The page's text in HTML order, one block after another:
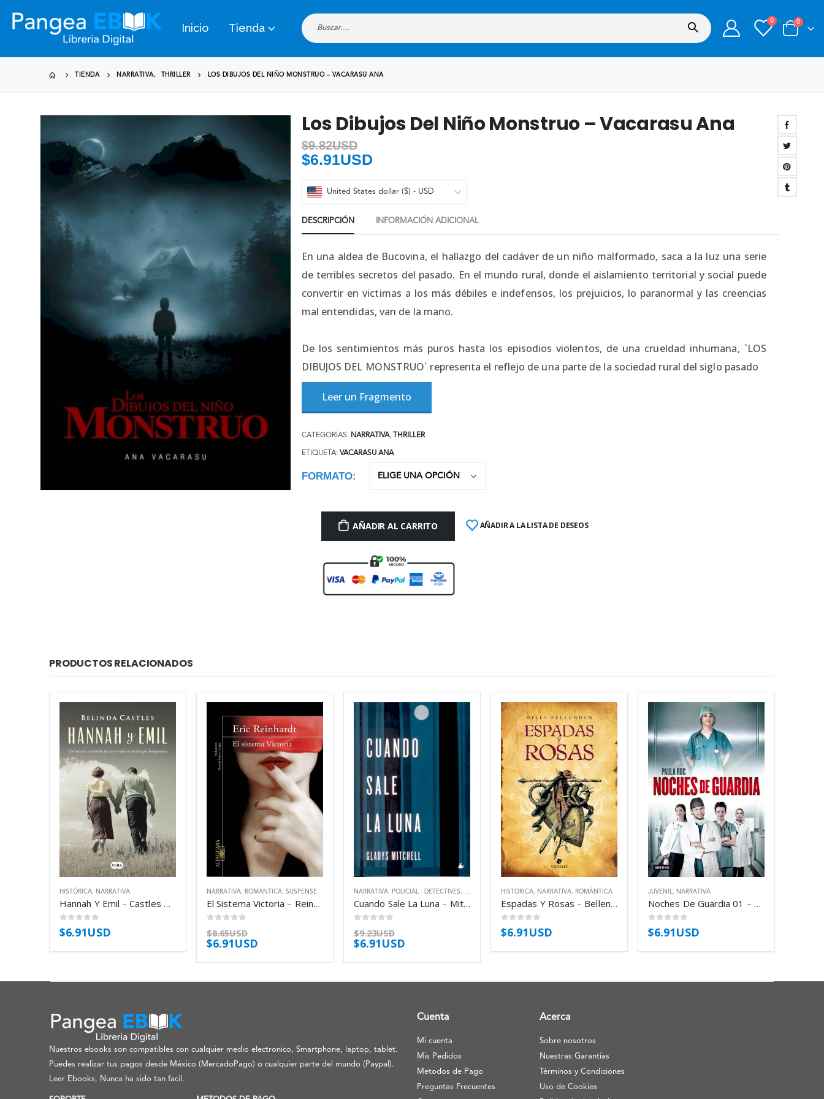
Inicio Tienda
0 0
TIENDA NARRATIVA , THRILLER LOS DIBUJOS DEL NIÑO MONSTRUO – VACARASU ANA
Los Dibujos Del Niño Monstruo – Vacarasu Ana
$9.82USD
$6.91USD
United States dollar ($) - USD
DESCRIPCIÓN INFORMACIÓN ADICIONAL
En una aldea de Bucovina, el hallazgo del cadáver de un niño malformado, saca a la luz una serie
de terribles secretos del pasado. En el mundo rural, donde el aislamiento territorial y social puede
convertir en victimas a los más débiles e indefensos, los prejuicios, lo paranormal y las creencias
mal entendidas, van de la mano.
De los sentimientos más puros hasta los episodios violentos, de una crueldad inhumana, `LOS
DIBUJOS DEL MONSTRUO` representa el reflejo de una parte de la sociedad rural del siglo pasado
Leer un Fragmento
CATEGORÍAS: NARRATIVA, THRILLER
ETIQUETA: VACARASU ANA
FORMATO
AÑADIR AL CARRITO AÑADIR A LA LISTA DE DESEOS
PRODUCTOS RELACIONADOS
HISTÓRICA NARRATIVA
Hannah Y Emil – Castles Belinda
0out of 5
$6.91USD
NARRATIVA ROMÁNTICA SUSPENSE
El Sistema Victoria – Reinhardt Eric
$8.65USD
$6.91USD
NARRATIVA POLICIAL - DETECTIVES
Cuando Sale La Luna – Mitchell Gladys
$9.23USD
$6.91USD
HISTÓRICA NARRATIVA ROMÁNTICA
Espadas Y Rosas – Bellenden Mills
0out of 5
$6.91USD
JUVENIL NARRATIVA
Noches De Guardia 01 – Noches De Guardia – Roc Paula
0out of 5
$6.91USD
Nuestros ebooks son compatibles con cualquier medio electronico, Smartphone, laptop, tablet.
Puedes realizar tus pagos desde México (MercadoPago) o cualquier parte del mundo (Paypal).
Leer Ebooks, Nunca ha sido tan facil.
Cuenta
Mi cuenta
Mis Pedidos
Metodos de Pago
Preguntas Frecuentes
Acerca
Sobre nosotros
Nuestras Garantías
Términos y Condiciones
Uso de Cookies